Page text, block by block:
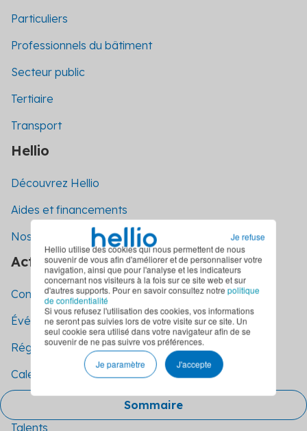
Hellio utilise des cookies qui nous permettent de nous
souvenir de vous afin d'améliorer et de personnaliser votre
navigation, ainsi que pour l'analyse et les indicateurs
concernant nos visiteurs à la fois sur ce site web et sur
d'autres supports. Pour en savoir consultez notre politique
de confidentialité
Si vous refusez l'utilisation des cookies, vos informations
ne seront pas suivies lors de votre visite sur ce site. Un
seul cookie sera utilisé dans votre navigateur afin de se
souvenir de ne pas suivre vos préférences.
Je paramètre
J'accepte
Je refuse
Sommaire
Particuliers
Professionnels du bâtiment
Secteur public
Tertiaire
Transport
Hellio
Découvrez Hellio
Aides et financements
Nos engagements
Actualités
Communiqués de presse
Événements
Réglementation
Calendrier réglementaire
Talents